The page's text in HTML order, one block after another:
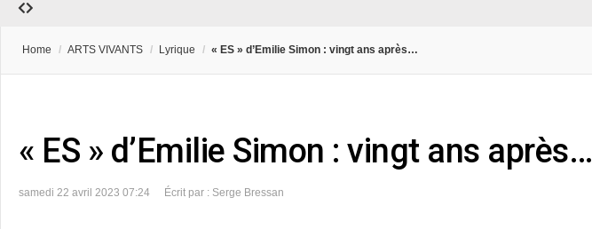
Home / ARTS VIVANTS / Lyrique / « ES » d’Emilie Simon : vingt ans après…
« ES » d’Emilie Simon : vingt ans après…
samedi 22 avril 2023 07:24 Écrit par : Serge Bressan